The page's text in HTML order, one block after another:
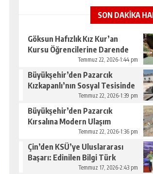
SON DAKİKA
Göksun Hafızlık Kız Kur’an
Kursu Öğrencilerine Darende
Temmuz 22, 2026-1:44 pm
Büyükşehir’den Pazarcık
Kızkapanlı’nın Sosyal Tesisinde
Çevre Düzenlemesi.Temmuz 22, 2026-1:39 pm
Büyükşehir’den Pazarcık
Kırsalına Modern Ulaşım
Temmuz 22, 2026-1:36 pm
Çin’den KSÜ’ye Uluslararası
Başarı: Edinilen Bilgi Türk
Tarımına Katkı Sağlayacak.
Temmuz 17, 2026-2:43 pm